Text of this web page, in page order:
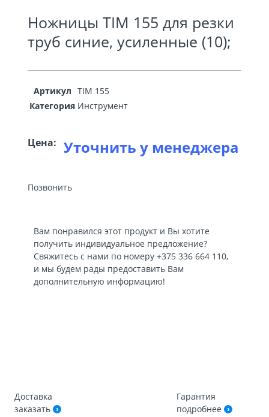
Ножницы TIM 155 для резки
труб синие, усиленные (10);
Артикул TIM 155
Категория Инструмент
Цена: Уточнить у менеджера
Позвонить
Вам понравился этот продукт и Вы хотите
получить индивидуальное предложение?
Свяжитесь с нами по номеру +375 336 664 110,
и мы будем рады предоставить Вам
дополнительную информацию!
Доставка
заказать
Гарантия
подробнее